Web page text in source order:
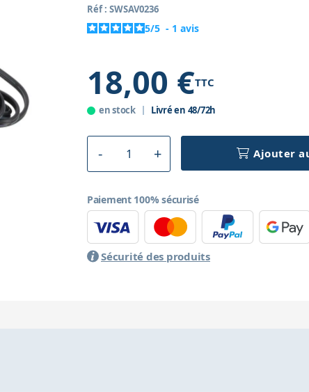
Réf : SWSAV0236
5/5 - 1 avis
18,00 €TTC
en stock Livré en 48/72h
Ajouter
Paiement 100% sécurisé
Sécurité des produits